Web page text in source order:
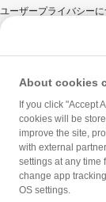
ユーザープライバシー
ウェブサイト利用規約
反社会的勢力に対する方
勧誘方針
マネロン等基本方針
カスタマーハラスメン
About cookies
If you click "Accept
cookies will be
improve the site,
with external
settings at any time
change app
OS settings.